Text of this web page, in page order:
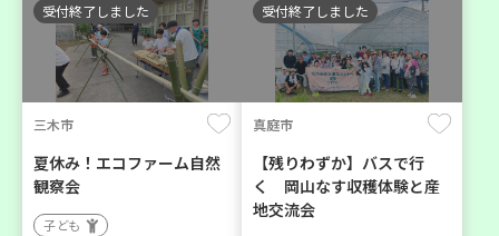
受付終了しました
三木市
夏休み！エコファーム自然
観察会
子ども
受付終了しました
真庭市
【残りわずか】バスで行
く 岡山なす収穫体験と産
地交流会